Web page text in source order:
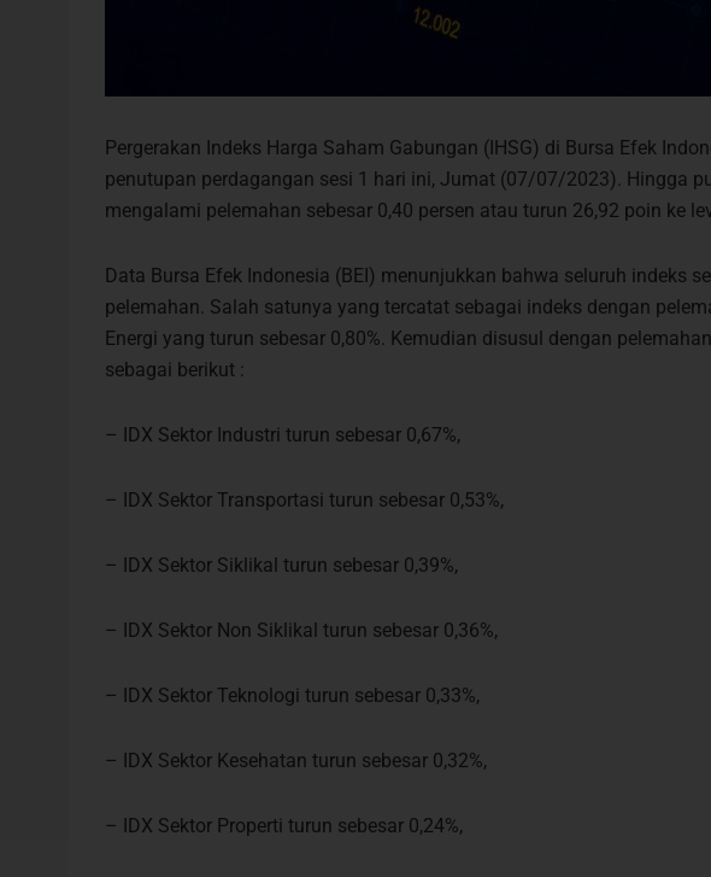
Pergerakan Indeks Harga Saham Gabungan (IHSG) di Bursa Efek
penutupan perdagangan sesi 1 hari ini, Jumat (07/07/2023). Hingga
mengalami pelemahan sebesar 0,40 persen atau turun 26,92 poin ke
Data Bursa Efek Indonesia (BEI) menunjukkan bahwa seluruh indeks
pelemahan. Salah satunya yang tercatat sebagai indeks dengan
Energi yang turun sebesar 0,80%. Kemudian disusul dengan
sebagai berikut :
– IDX Sektor Industri turun sebesar 0,67%,
– IDX Sektor Transportasi turun sebesar 0,53%,
– IDX Sektor Siklikal turun sebesar 0,39%,
– IDX Sektor Non Siklikal turun sebesar 0,36%,
– IDX Sektor Teknologi turun sebesar 0,33%,
– IDX Sektor Kesehatan turun sebesar 0,32%,
– IDX Sektor Properti turun sebesar 0,24%,